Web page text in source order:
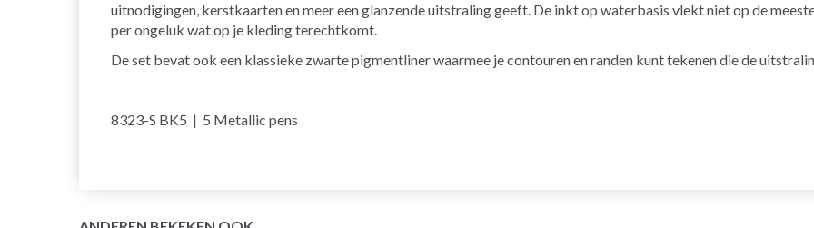
uitnodigingen, kerstkaarten en meer een glanzende uitstraling geeft. De inkt op waterbasis vlekt niet op de
per ongeluk wat op je kleding terechtkomt.
De set bevat ook een klassieke zwarte pigmentliner waarmee je contouren en randen kunt tekenen die de
8323-S BK5 | 5 Metallic pens